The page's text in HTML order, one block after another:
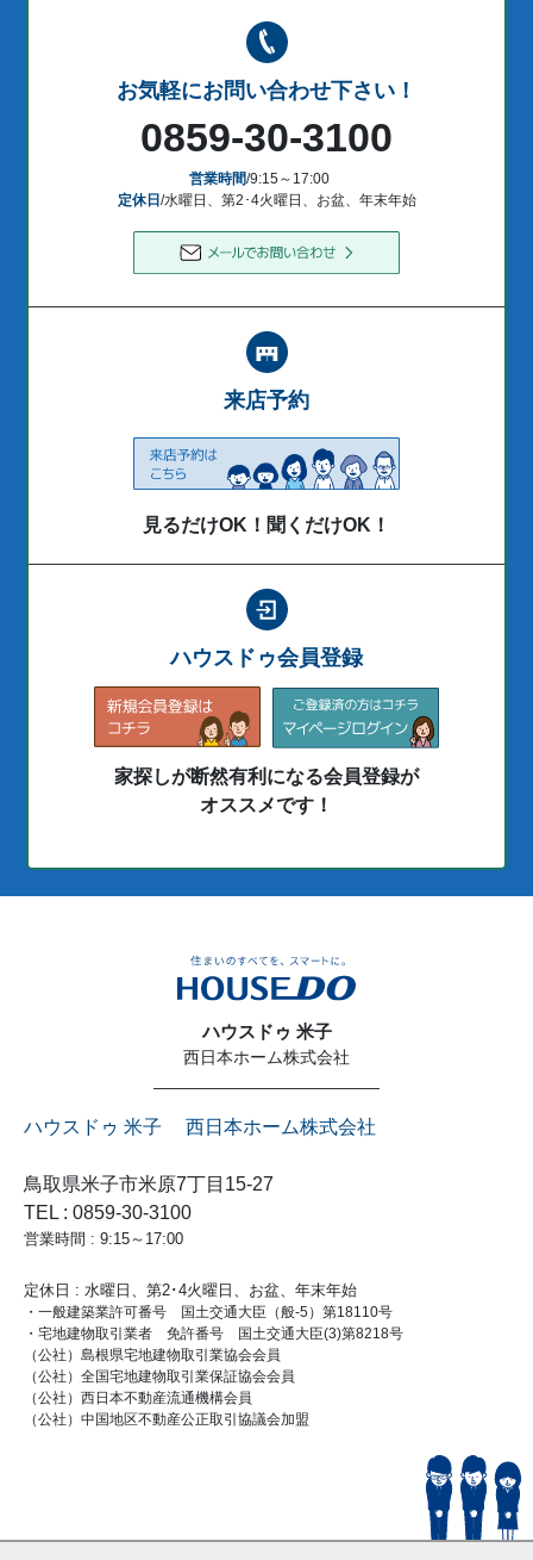
お気軽にお問い合わせ下さい！
0859-30-3100
営業時間/9:15～17:00
定休日 /水曜日、第2･4火曜日、お盆、年末年始
来店予約
見るだけOK！聞くだけOK！
ハウスドゥ会員登録
家探しが断然有利になる会員登録が
オススメです！
ハウスドゥ 米子
西日本ホーム株式会社
ハウスドゥ 米子 西日本ホーム株式会社
鳥取県米子市米原7丁目15-27
TEL : 0859-30-3100
営業時間 : 9:15～17:00
定休日 : 水曜日、第2･4火曜日、お盆、年末年始
・一般建築業許可番号 国土交通大臣（般-5）第18110号
・宅地建物取引業者 免許番号 国土交通大臣(3)第8218号
（公社）島根県宅地建物取引業協会会員
（公社）全国宅地建物取引業保証協会会員
（公社）西日本不動産流通機構会員
（公社）中国地区不動産公正取引協議会加盟